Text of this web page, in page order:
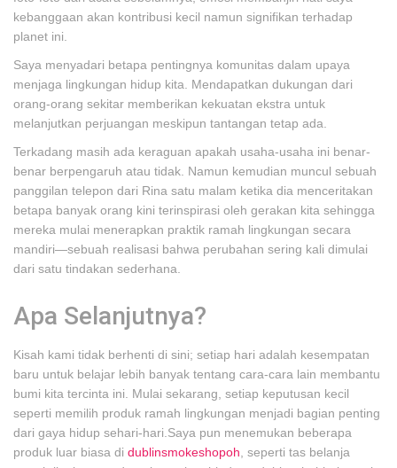
kebanggaan akan kontribusi kecil namun signifikan terhadap
planet ini.
Saya menyadari betapa pentingnya komunitas dalam upaya
menjaga lingkungan hidup kita. Mendapatkan dukungan dari
orang-orang sekitar memberikan kekuatan ekstra untuk
melanjutkan perjuangan meskipun tantangan tetap ada.
Terkadang masih ada keraguan apakah usaha-usaha ini benar-
benar berpengaruh atau tidak. Namun kemudian muncul sebuah
panggilan telepon dari Rina satu malam ketika dia menceritakan
betapa banyak orang kini terinspirasi oleh gerakan kita sehingga
mereka mulai menerapkan praktik ramah lingkungan secara
mandiri—sebuah realisasi bahwa perubahan sering kali dimulai
dari satu tindakan sederhana.
Apa Selanjutnya?
Kisah kami tidak berhenti di sini; setiap hari adalah kesempatan
baru untuk belajar lebih banyak tentang cara-cara lain membantu
bumi kita tercinta ini. Mulai sekarang, setiap keputusan kecil
seperti memilih produk ramah lingkungan menjadi bagian penting
dari gaya hidup sehari-hari.Saya pun menemukan beberapa
produk luar biasa di dublinsmokeshopoh , seperti tas belanja